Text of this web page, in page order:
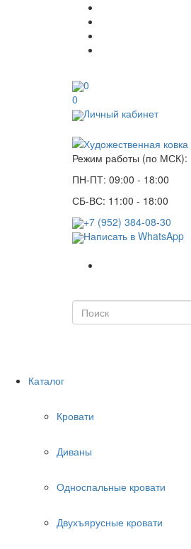
0
0
Личный кабинет
Режим работы (по МСК):
ПН-ПТ: 09:00 - 18:00
СБ-ВС: 11:00 - 18:00
+7 (952) 384-08-30
Написать в WhatsApp
Каталог
Кровати
Диваны
Односпальные кровати
Двухъярусные кровати